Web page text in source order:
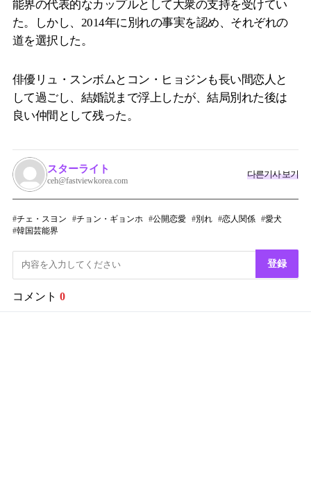
能界の代表的なカップルとして大衆の支持を受けてい
た。しかし、2014年に別れの事実を認め、それぞれの
道を選択した。
俳優リュ・スンボムとコン・ヒョジンも長い間恋人と
して過ごし、結婚説まで浮上したが、結局別れた後は
良い仲間として残った。
スターライト
ceh@fastviewkorea.com
다른기사 보기
チェ・スヨン チョン・ギョンホ 公開恋愛 別れ 恋人関係
愛犬
韓国芸能界
登録
コメント 0